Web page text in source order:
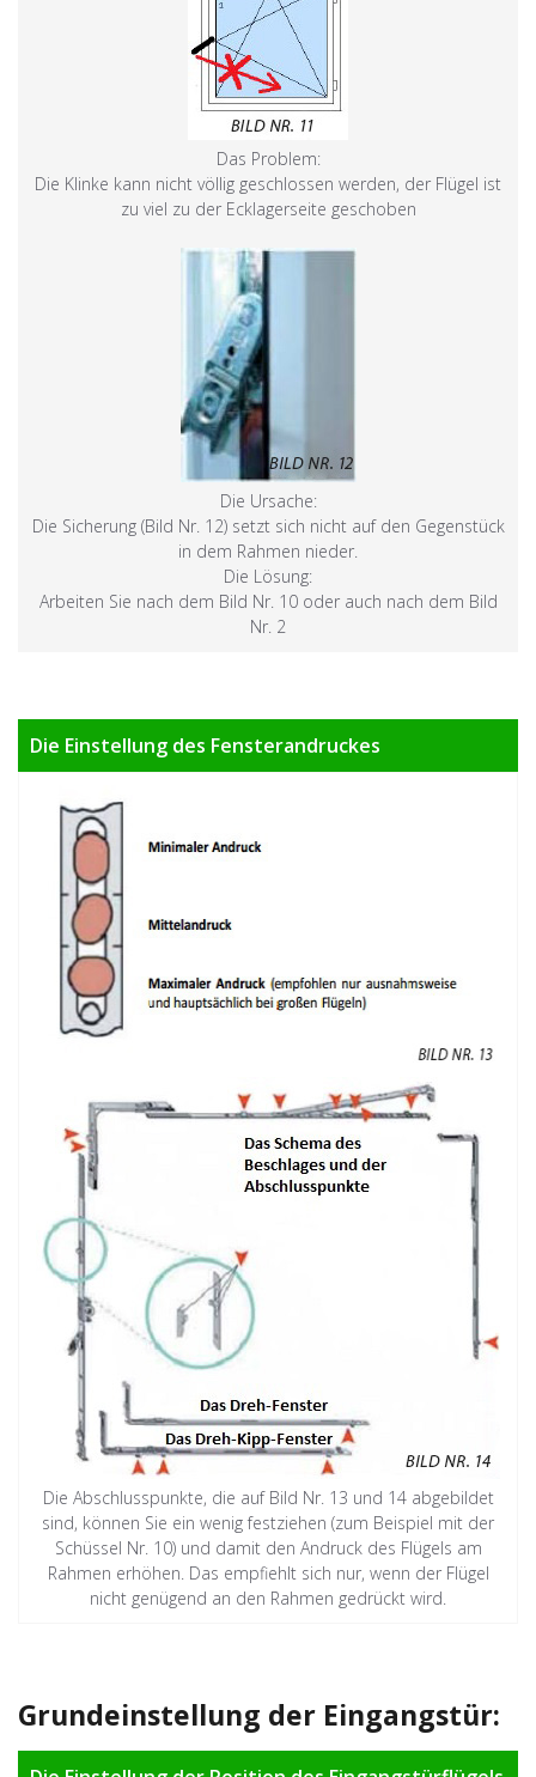
Das Problem:
Die Klinke kann nicht völlig geschlossen werden, der Flügel ist
zu viel zu der Ecklagerseite geschoben
Die Ursache:
Die Sicherung (Bild Nr. 12) setzt sich nicht auf den Gegenstück
in dem Rahmen nieder.
Die Lösung:
Arbeiten Sie nach dem Bild Nr. 10 oder auch nach dem Bild
Nr. 2
Die Einstellung des Fensterandruckes
Die Abschlusspunkte, die auf Bild Nr. 13 und 14 abgebildet
sind, können Sie ein wenig festziehen (zum Beispiel mit der
Schüssel Nr. 10) und damit den Andruck des Flügels am
Rahmen erhöhen. Das empfiehlt sich nur, wenn der Flügel
nicht genügend an den Rahmen gedrückt wird.
Grundeinstellung der Eingangstür: